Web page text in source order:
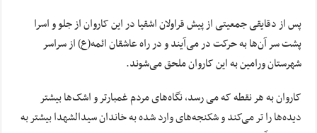
پس از دقایقی جمعیتی از پیش قراولان اشقیا در این کاروان از جلو و اسرا
پشت سر آن‌ها به حرکت در می‌آیند و در راه عاشقان ائمه(ع) از سراسر
شهرستان ورامین به این کاروان ملحق می‌شوند.
کاروان به هر نقطه که می رسد، نگاه‌های مردم غمبارتر و اشک‌ها بیشتر
دیده‌ها را تر می‌کند و شکنجه‌های وارد شده به خاندان سیدالشهدا بیشتر به